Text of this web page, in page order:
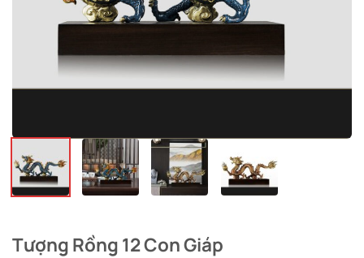
Tượng Rồng 12 Con Giáp